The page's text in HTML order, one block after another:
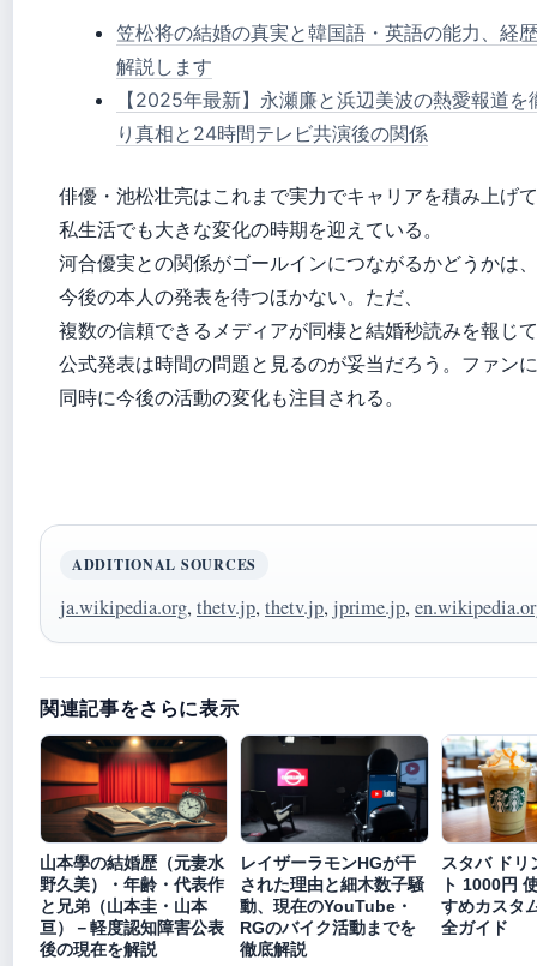
笠松将の結婚の真実と韓国語・英語の能力、経
解説します
【2025年最新】永瀬廉と浜辺美波の熱愛報道
り真相と24時間テレビ共演後の関係
俳優・池松壮亮はこれまで実力でキャリアを積み上げ
私生活でも大きな変化の時期を迎えている。
河合優実との関係がゴールインにつながるかどうかは、
今後の本人の発表を待つほかない。ただ、
複数の信頼できるメディアが同棲と結婚秒読みを報じ
公式発表は時間の問題と見るのが妥当だろう。ファン
同時に今後の活動の変化も注目される。
ADDITIONAL SOURCES
ja.wikipedia.org, thetv.jp, thetv.jp, jprime.jp,
関連記事をさらに表示
山本學の結婚歴（元妻水
野久美）・年齢・代表作
と兄弟（山本圭・山本
亘）－軽度認知障害公表
後の現在を解説
レイザーラモンHGが干
された理由と細木数子騒
動、現在のYouTube・
RGのバイク活動までを
徹底解説
スタバ ドリ
ト 1000円
すめカスタ
全ガイド